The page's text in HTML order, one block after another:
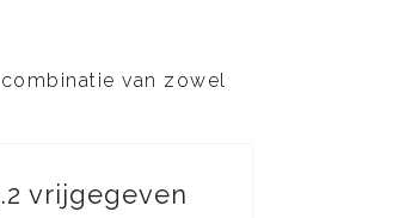
van zowel
vrijgegeven